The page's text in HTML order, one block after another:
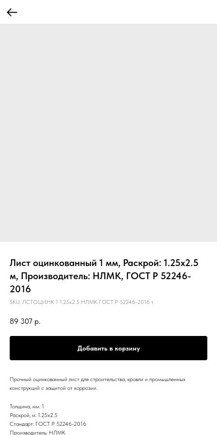
Лист оцинкованный 1 мм, Раскрой: 1.25х2.5
м, Производитель: НЛМК, ГОСТ Р 52246-
2016
SKU: ЛСТОЦИНК 1 1.25х2.5 НЛМК ГОСТ Р 52246-2016 т
89 307 р.
Добавить в корзину
Прочный оцинкованный лист для строительства, кровли и промышленных
конструкций с защитой от коррозии.
Толщина, мм: 1
Раскрой, м: 1.25х2.5
Стандарт: ГОСТ Р 52246-2016
Производитель: НЛМК